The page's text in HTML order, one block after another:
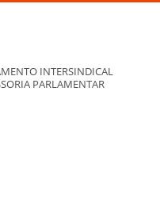
INTERSINDICAL
PARLAMENTAR